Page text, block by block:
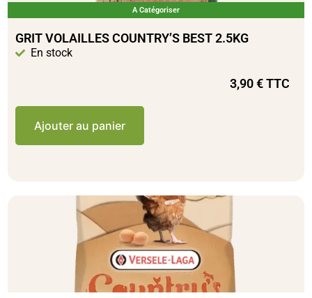
A Catégoriser
GRIT VOLAILLES COUNTRY’S BEST 2.5KG
En stock
3,90€TTC
Ajouter au panier